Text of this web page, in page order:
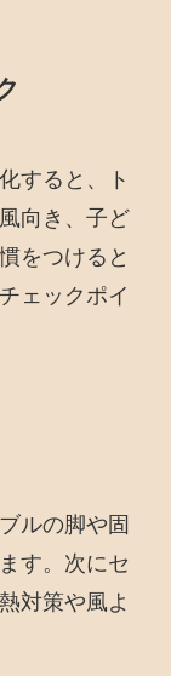
すると、ト
向き、子ど
をつけると
ェックポイ
ルの脚や固
す。次にセ
対策や風よ